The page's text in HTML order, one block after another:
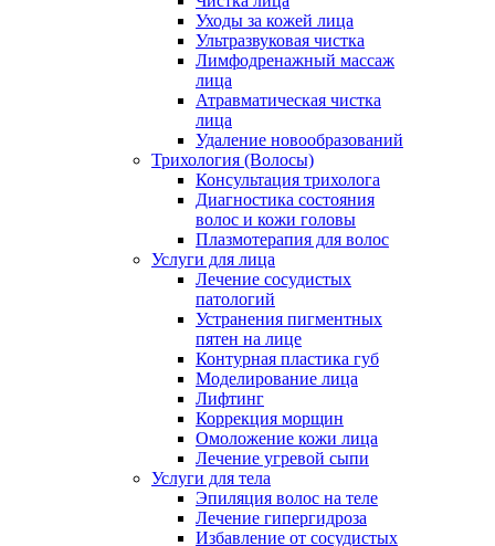
Уходы за кожей лица
Ультразвуковая чистка
Лимфодренажный массаж
лица
Атравматическая чистка
лица
Удаление новообразований
Трихология (Волосы)
Консультация трихолога
Диагностика состояния
волос и кожи головы
Плазмотерапия для волос
Услуги для лица
Лечение сосудистых
патологий
Устранения пигментных
пятен на лице
Контурная пластика губ
Моделирование лица
Лифтинг
Коррекция морщин
Омоложение кожи лица
Лечение угревой сыпи
Услуги для тела
Эпиляция волос на теле
Лечение гипергидроза
Избавление от сосудистых